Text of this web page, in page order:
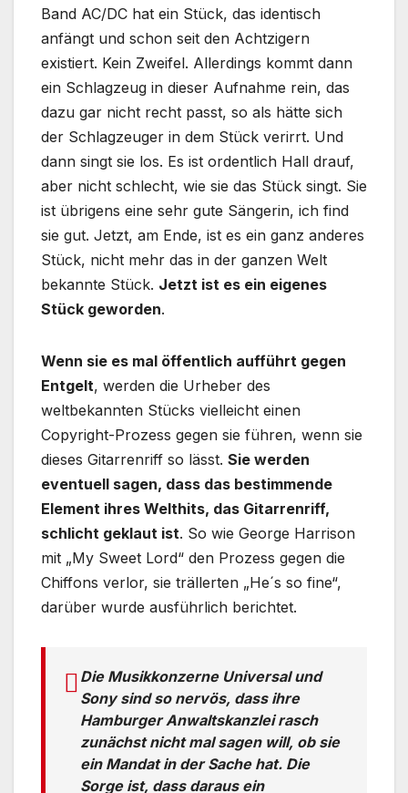
Band AC/DC hat ein Stück, das identisch
anfängt und schon seit den Achtzigern
existiert. Kein Zweifel. Allerdings kommt dann
ein Schlagzeug in dieser Aufnahme rein, das
dazu gar nicht recht passt, so als hätte sich
der Schlagzeuger in dem Stück verirrt. Und
dann singt sie los. Es ist ordentlich Hall drauf,
aber nicht schlecht, wie sie das Stück singt. Sie
ist übrigens eine sehr gute Sängerin, ich find
sie gut. Jetzt, am Ende, ist es ein ganz anderes
Stück, nicht mehr das in der ganzen Welt
bekannte Stück. Jetzt ist es ein eigenes
Stück geworden.
Wenn sie es mal öffentlich aufführt gegen
Entgelt, werden die Urheber des
weltbekannten Stücks vielleicht einen
Copyright-Prozess gegen sie führen, wenn sie
dieses Gitarrenriff so lässt. Sie werden
eventuell sagen, dass das bestimmende
Element ihres Welthits, das Gitarrenriff,
schlicht geklaut ist. So wie George Harrison
mit „My Sweet Lord“ den Prozess gegen die
Chiffons verlor, sie trällerten „He´s so fine“,
darüber wurde ausführlich berichtet.
Die Musikkonzerne Universal und
Sony sind so nervös, dass ihre
Hamburger Anwaltskanzlei rasch
zunächst nicht mal sagen will, ob sie
ein Mandat in der Sache hat. Die
Sorge ist, dass daraus ein